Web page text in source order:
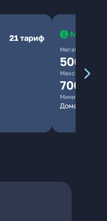
21 тариф
МегаФон
500
Максимальная
700
Минимальная
Домашний